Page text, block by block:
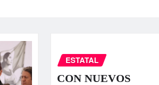
ESTATAL
CON NUEVOS